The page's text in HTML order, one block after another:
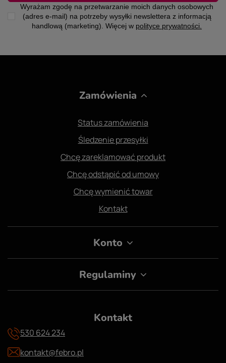
Wyrażam zgodę na przetwarzanie moich danych osobowych
(adres e-mail) na potrzeby wysyłki newslettera z informacją
handlową (marketing). Więcej w polityce prywatności.
Zamówienia
Status zamówienia
Śledzenie przesyłki
Chcę zareklamować produkt
Chcę odstąpić od umowy
Chcę wymienić towar
Kontakt
Konto
Regulaminy
Kontakt
530 624 234
kontakt@febro.pl